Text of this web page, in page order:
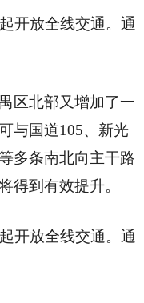
开放全线交通。通
区北部又增加了一
与国道105、新光
多条南北向主干路
得到有效提升。
开放全线交通。通